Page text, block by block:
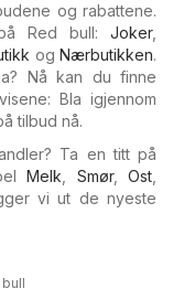
og rabattene.
Red bull: Joker,
ogNærbutikken.
Nå kan du finne
Bla igjennom
tilbud nå.
Ta en titt på
Melk Smør, Ost
vi ut de nyeste